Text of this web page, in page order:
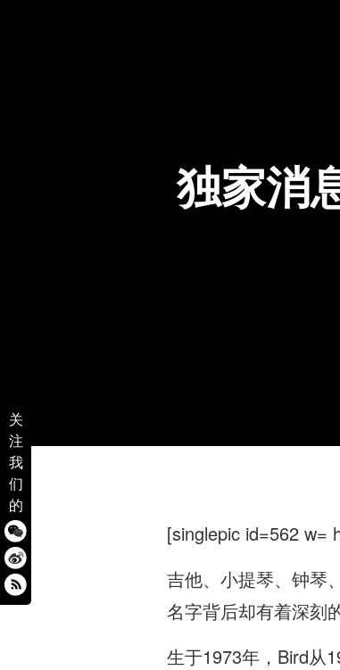
关
注
我
们
的
独家消
[singlepic id=562 w=
吉他、小提琴、钟琴
名字背后却有着深刻
生于1973年，Bird从